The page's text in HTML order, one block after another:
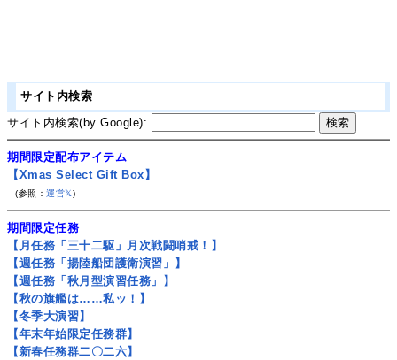
サイト内検索
サイト内検索(by Google):
期間限定配布アイテム
【Xmas Select Gift Box】
(参照：運営𝕏)
期間限定任務
【月任務「三十二駆」月次戦闘哨戒！】
【週任務「揚陸船団護衛演習」】
【週任務「秋月型演習任務」】
【秋の旗艦は……私ッ！】
【冬季大演習】
【年末年始限定任務群】
【新春任務群二〇二六】